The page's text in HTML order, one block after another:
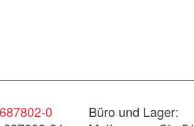
0
Büro und Lager: